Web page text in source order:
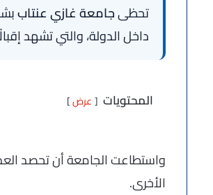
تحظىجامعة غازي عنتاب
داخل الدولة، والتي تشهد
المحتويات عرض
واستطاعت الجامعة أن تحصد
الأخرى.